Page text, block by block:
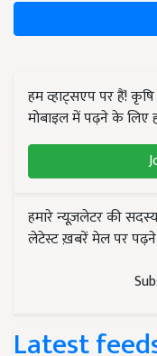
हम व्हाट्सएप पर हैं!
मोबाइल में पढ़ने के लिए
हमारे न्यूज़लेटर की
लेटेस्ट ख़बरें मेल पर
Latest